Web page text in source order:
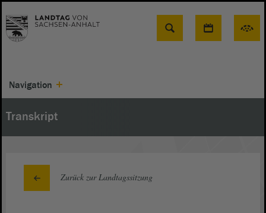
Suche
Navigation
Transkript
Zurück zur Landtagssitzung